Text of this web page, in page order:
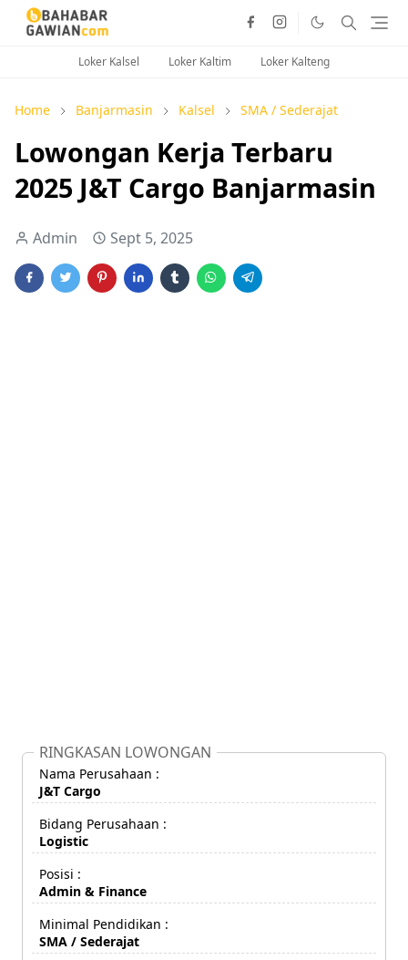
Loker Kalsel Loker Kaltim Loker Kalteng
Home Banjarmasin Kalsel SMA / Sederajat
Lowongan Kerja Terbaru
2025 J&T Cargo Banjarmasin
Admin Sept 5, 2025
RINGKASAN LOWONGAN
Nama Perusahaan :
J&T Cargo
Bidang Perusahaan :
Logistic
Posisi :
Admin & Finance
Minimal Pendidikan :
SMA / Sederajat